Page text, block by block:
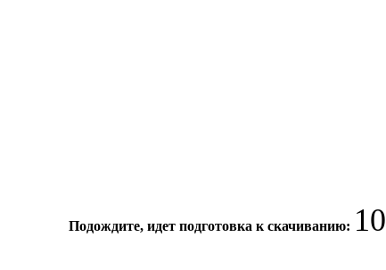
Подождите, идет подготовка к скачиванию: 10